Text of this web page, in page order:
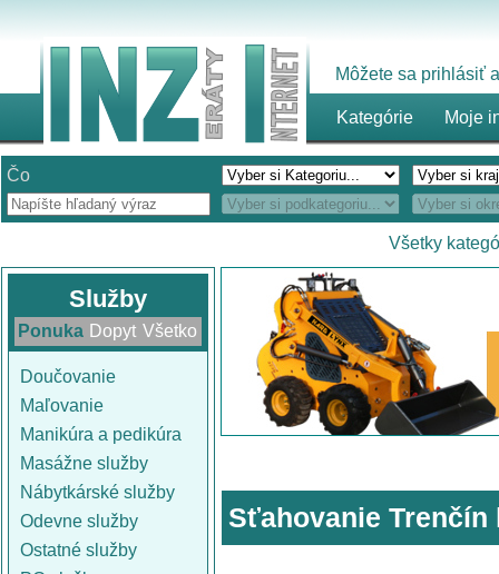
Môžete sa prihlásiť
Kategórie Moje
Čo
Všetky
Služby
Ponuka Dopyt Všetko
Doučovanie
Maľovanie
Manikúra a pedikúra
Masážne služby
Nábytkárské služby
Odevne služby
Ostatné služby
Sťahovanie